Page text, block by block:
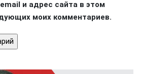
и адрес сайта в этом
моих комментариев.